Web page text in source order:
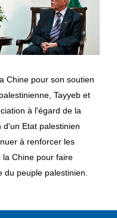
Chine pour son soutien
Tayyeb et
à l'égard de la
d'un Etat palestinien
à renforcer les
la Chine pour faire
peuple palestinien.